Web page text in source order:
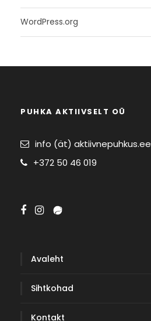
WordPress.org
PUHKA AKTIIVSELT OÜ
info (ät) aktiivnepuhkus.ee
+372 50 46 019
Avaleht
Sihtkohad
Kontakt